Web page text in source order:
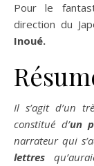
Pour le fantastique classique de janvier, prenons la
direction du
Inoué.
Il s’agit d’un
constitué d’un
narrateur qui
lettres